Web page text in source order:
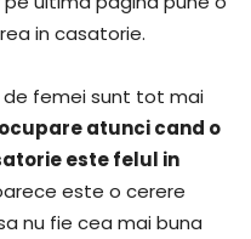
in casatorie.
de femei sunt tot mai
atunci cand o
este felul in
este o cerere
nu fie cea mai buna